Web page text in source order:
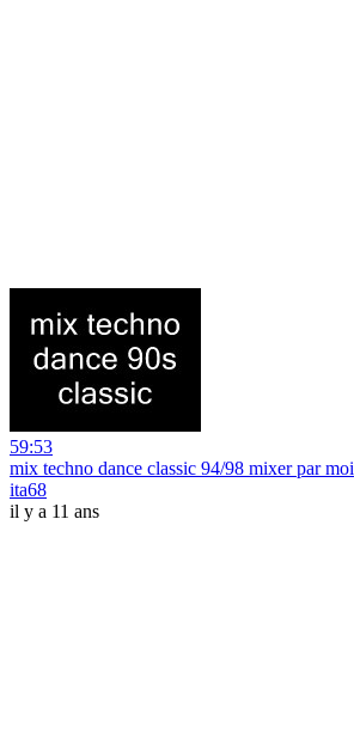
59:53
mix techno dance classic 94/98 mixer par moi
ita68
il y a 11 ans